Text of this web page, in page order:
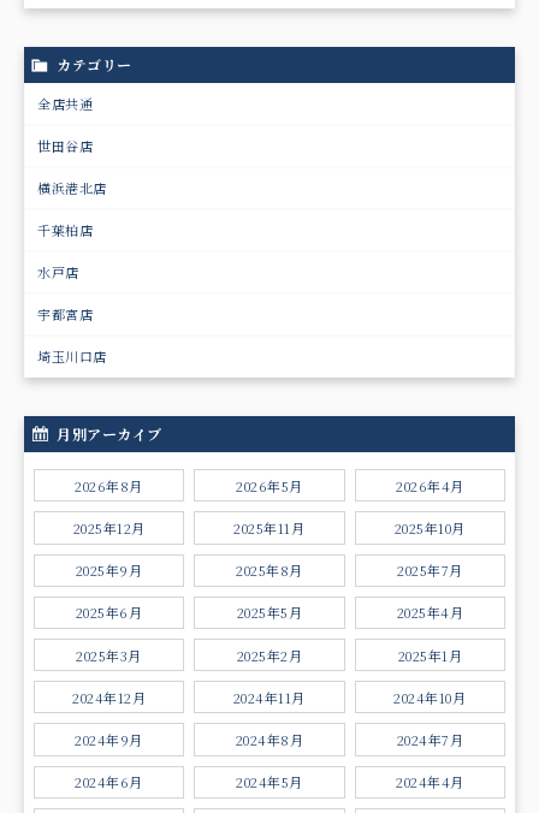
カテゴリー
全店共通
世田谷店
横浜港北店
千葉柏店
水戸店
宇都宮店
埼玉川口店
月別アーカイブ
2026年8月 2026年5月 2026年4月
2025年12月 2025年11月 2025年10月
2025年9月 2025年8月 2025年7月
2025年6月 2025年5月 2025年4月
2025年3月 2025年2月 2025年1月
2024年12月 2024年11月 2024年10月
2024年9月 2024年8月 2024年7月
2024年6月 2024年5月 2024年4月